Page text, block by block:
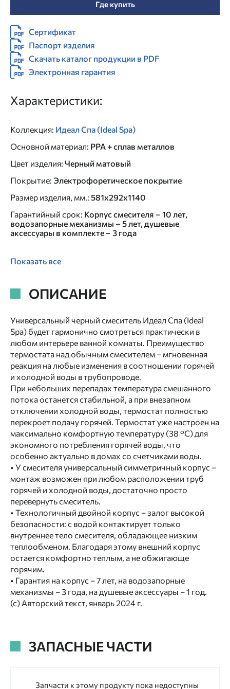
Где купить
Сертификат
Паспорт изделия
Скачать каталог продукции в PDF
Электронная гарантия
Характеристики:
Коллекция: Идеал Спа (Ideal Spa)
Основной материал: PPA + сплав металлов
Цвет изделия: Черный матовый
Покрытие: Электрофоретическое покрытие
Размер изделия, мм.: 581х292х1140
Гарантийный срок: Корпус смесителя – 10 лет,
водозапорные механизмы – 5 лет, душевые
аксессуары в комплекте – 3 года
Показать все
ОПИСАНИЕ
Универсальный черный смеситель Идеал Спа (Ideal
Spa) будет гармонично смотреться практически в
любом интерьере ванной комнаты. Преимущество
термостата над обычным смесителем – мгновенная
реакция на любые изменения в соотношении горячей
и холодной воды в трубопроводе.
При небольших перепадах температура смешанного
потока останется стабильной, а при внезапном
отключении холодной воды, термостат полностью
перекроет подачу горячей. Термостат уже настроен на
максимально комфортную температуру (38 °C) для
экономного потребления горячей воды, что
особенно актуально в домах со счетчиками воды.
• У смесителя универсальный симметричный корпус –
монтаж возможен при любом расположении труб
горячей и холодной воды, достаточно просто
перевернуть смеситель.
• Технологичный двойной корпус – залог высокой
безопасности: с водой контактирует только
внутреннее тело смесителя, обладающее низким
теплообменом. Благодаря этому внешний корпус
остается комфортно теплым, а не обжигающе
горячим.
• Гарантия на корпус – 7 лет, на водозапорные
механизмы – 3 года, на душевые аксессуары – 1 год.
(с) Авторский текст, январь 2024 г.
ЗАПАСНЫЕ ЧАСТИ
Запчасти к этому продукту пока недоступны